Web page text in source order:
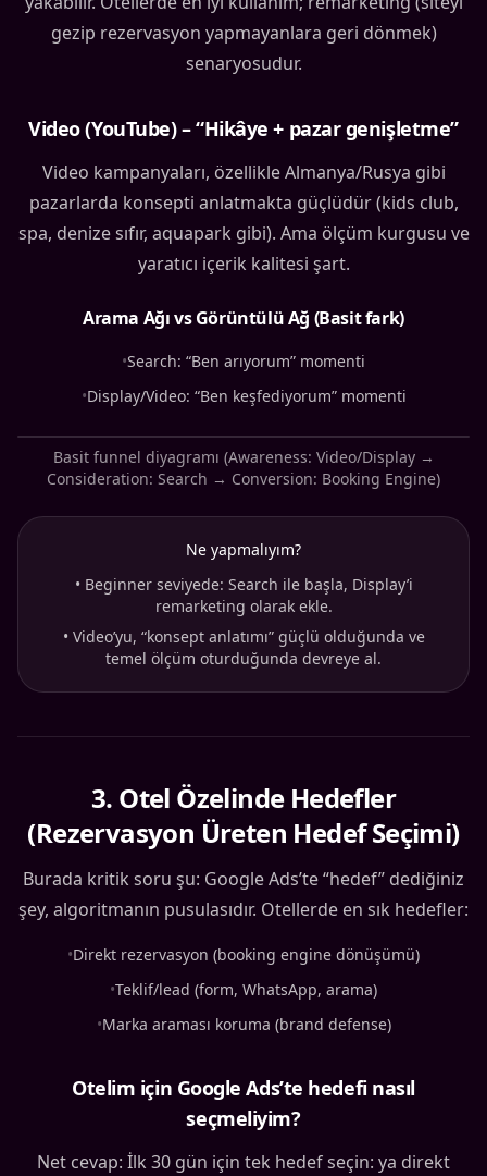
gezip rezervasyon yapmayanlara geri dönmek)
senaryosudur.
Video (YouTube) – “Hikâye + pazar genişletme”
Video kampanyaları, özellikle Almanya/Rusya gibi
pazarlarda konsepti anlatmakta güçlüdür (kids club,
spa, denize sıfır, aquapark gibi). Ama ölçüm kurgusu ve
yaratıcı içerik kalitesi şart.
Arama Ağı vs Görüntülü Ağ (Basit fark)
•Search: “Ben arıyorum” momenti
•Display/Video: “Ben keşfediyorum” momenti
Basit funnel diyagramı (Awareness: Video/Display →
Consideration: Search → Conversion: Booking Engine)
Ne yapmalıyım?
• Beginner seviyede: Search ile başla, Display’i
remarketing olarak ekle.
• Video’yu, “konsept anlatımı” güçlü olduğunda ve
temel ölçüm oturduğunda devreye al.
3. Otel Özelinde Hedefler
(Rezervasyon Üreten Hedef Seçimi)
Burada kritik soru şu: Google Ads’te “hedef” dediğiniz
şey, algoritmanın pusulasıdır. Otellerde en sık hedefler:
•Direkt rezervasyon (booking engine dönüşümü)
•Teklif/lead (form, WhatsApp, arama)
•Marka araması koruma (brand defense)
Otelim için Google Ads’te hedefi nasıl
seçmeliyim?
Net cevap: İlk 30 gün için tek hedef seçin: ya direkt